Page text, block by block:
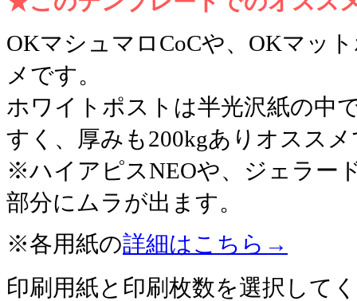
OKマシュマロCoCや、OKマッ
メです。
ホワイトポストは半光沢紙の中
すく、厚みも200kgありオスス
※ハイアピスNEOや、ジェラー
部分にムラが出ます。
※各用紙の詳細はこちら→
印刷用紙と印刷枚数を選択して